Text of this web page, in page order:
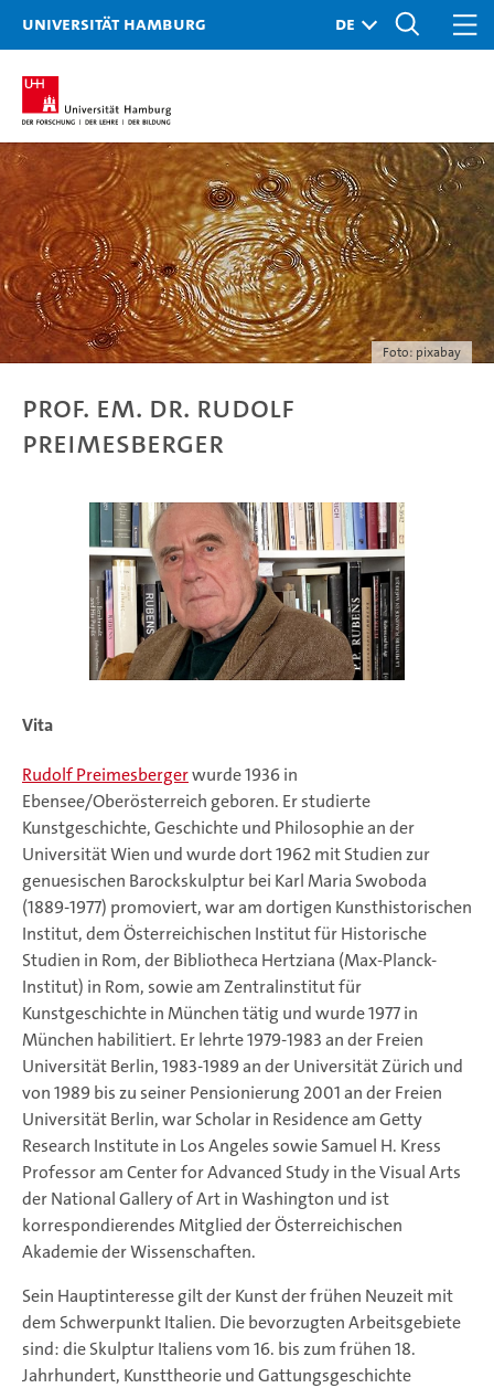
Universität Hamburg
Foto: pixabay
Prof. em. Dr. Rudolf
Preimesberger
Vita
Rudolf Preimesbergerwurde 1936 in
Ebensee/Oberösterreich geboren. Er studierte
Kunstgeschichte, Geschichte und Philosophie an der
Universität Wien und wurde dort 1962 mit Studien zur
genuesischen Barockskulptur bei Karl Maria Swoboda
(1889-1977) promoviert, war am dortigen Kunsthistorischen
Institut, dem Österreichischen Institut für Historische
Studien in Rom, der Bibliotheca Hertziana (Max-Planck-
Institut) in Rom, sowie am Zentralinstitut für
Kunstgeschichte in München tätig und wurde 1977 in
München habilitiert. Er lehrte 1979-1983 an der Freien
Universität Berlin, 1983-1989 an der Universität Zürich und
von 1989 bis zu seiner Pensionierung 2001 an der Freien
Universität Berlin, war Scholar in Residence am Getty
Research Institute in Los Angeles sowie Samuel H. Kress
Professor am Center for Advanced Study in the Visual Arts
der National Gallery of Art in Washington und ist
korrespondierendes Mitglied der Österreichischen
Akademie der Wissenschaften.
Sein Hauptinteresse gilt der Kunst der frühen Neuzeit mit
dem Schwerpunkt Italien. Die bevorzugten Arbeitsgebiete
sind: die Skulptur Italiens vom 16. bis zum frühen 18.
Jahrhundert, Kunsttheorie und Gattungsgeschichte